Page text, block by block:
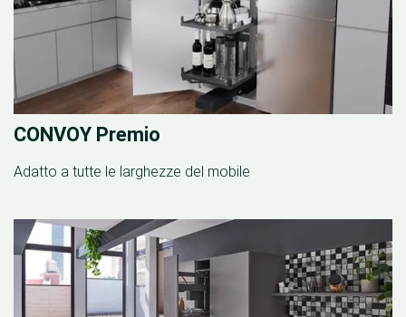
CONVOY Premio
Adatto a tutte le larghezze del mobile